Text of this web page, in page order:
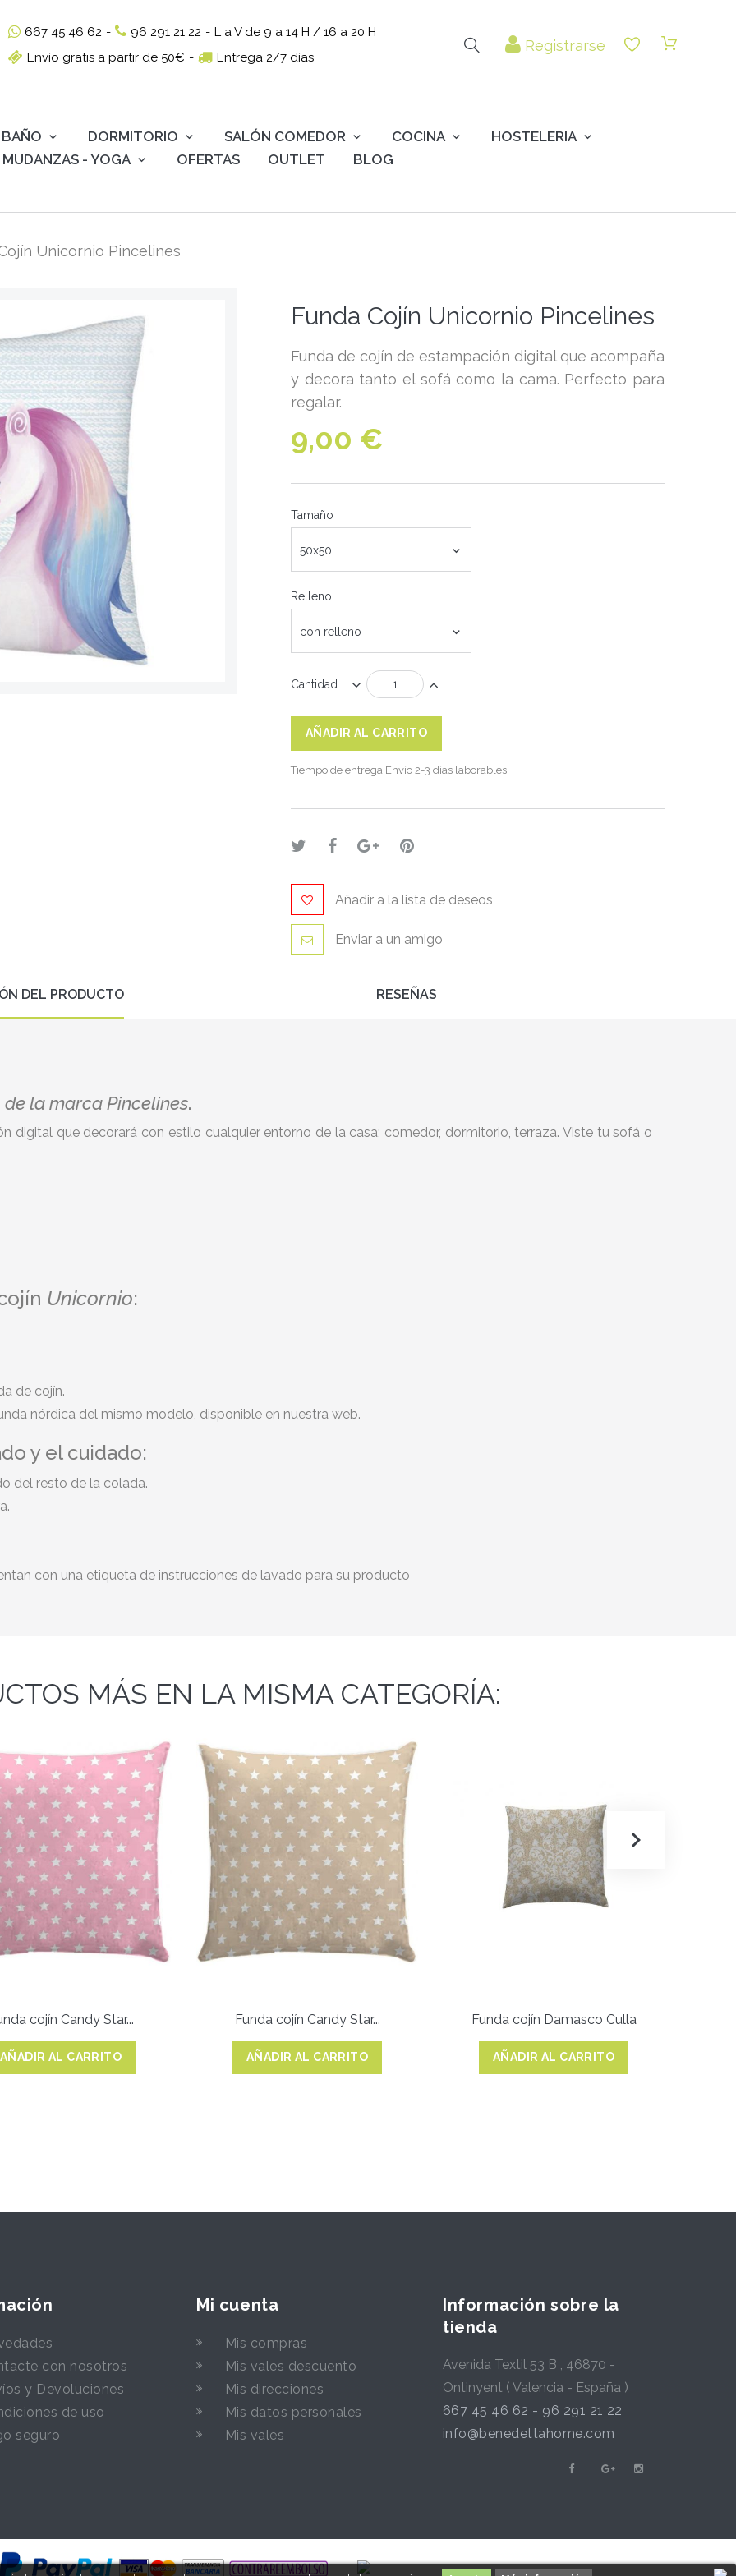
667 45 46 62 - 96 291 21 22 - L a V de 9 a 14 H / 16 a 20 H
Envío gratis a partir de 50€ - Entrega 2/7 días
Registrarse
BAÑO DORMITORIO SALÓN COMEDOR COCINA
HOSTELERIA
MUDANZAS - YOGA
OFERTAS OUTLET BLOG
Unicornio Pincelines
Funda Cojín Unicornio Pincelines
Funda de cojín de estampación digital que acompaña
y decora tanto el sofá como la cama. Perfecto para
regalar.
9,00 €
Tamaño
50x50
Relleno
con relleno
Cantidad
AÑADIR AL CARRITO
Tiempo de entrega Envío 2-3 días laborables.
Añadir a la lista de deseos
Enviar a un amigo
DEL PRODUCTO RESEÑAS
la marca Pincelines.
digital que decorará con estilo cualquier entorno de la casa; comedor, dormitorio, terraza. Viste tu sofá o
Unicornio:
de cojín.
nórdica del mismo modelo, disponible en nuestra web.
y el cuidado:
del resto de la colada.
con una etiqueta de instrucciones de lavado para su producto
MÁS EN LA MISMA CATEGORÍA:
cojín Candy Star...
AÑADIR AL CARRITO
Funda cojín Candy Star...
AÑADIR AL CARRITO
Funda cojín Damasco Culla
AÑADIR AL CARRITO
con nosotros
y Devoluciones
de uso
seguro
Mi cuenta
Mis compras
Mis vales descuento
Mis direcciones
Mis datos personales
Mis vales
Información sobre la
tienda
Avenida Textil 53 B , 46870 -
Ontinyent ( Valencia - España )
667 45 46 62 - 96 291 21 22
info@benedettahome.com